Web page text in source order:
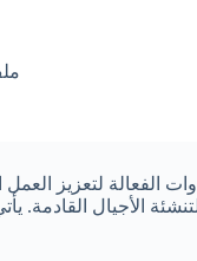
الفعالة لتعزيز